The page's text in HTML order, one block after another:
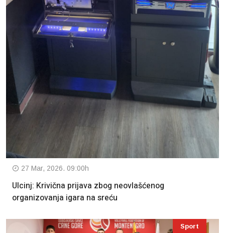
27 Mar, 2026. 09:00h
Ulcinj: Krivična prijava zbog neovlašćenog
organizovanja igara na sreću
Sport